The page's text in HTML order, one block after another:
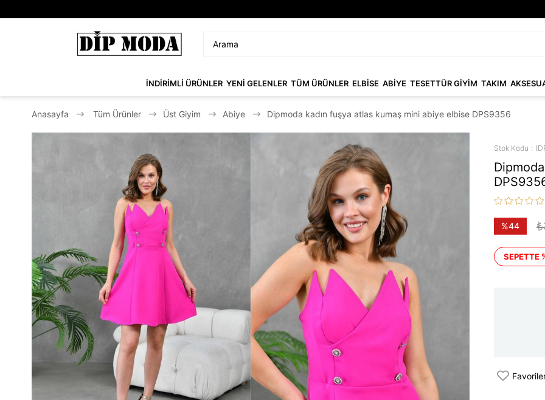
İNDİRİMLİ ÜRÜNLER YENİ GELENLER TÜM ÜRÜNLER ELBİSE ABİYE TESETTÜR GİYİM TAKIM
Anasayfa Tüm Ürünler Üst Giyim Abiye Dipmoda kadın fuşya atlas kumaş mini abiye elbise DPS9356
Stok Kodu
%44
SEPETTE